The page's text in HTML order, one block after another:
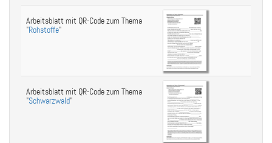
Arbeitsblatt mit QR-Code zum Thema
"Rohstoffe"
Arbeitsblatt mit QR-Code zum Thema
"Schwarzwald"